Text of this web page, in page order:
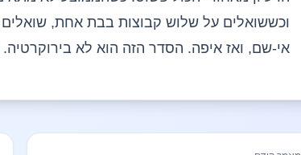
וכששואלים על שלוש קבוצות בבת אחת,
אי-שם, ואז איפה. הסדר הזה הוא לא